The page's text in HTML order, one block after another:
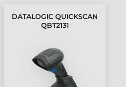
DATALOGIC QUICKSCAN
QBT2131